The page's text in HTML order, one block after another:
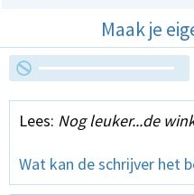
Maak je
Lees: Nog leuker...de
Wat kan de schrijver het